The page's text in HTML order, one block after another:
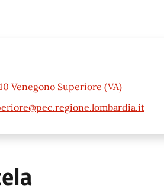
Venegono Superiore (VA)